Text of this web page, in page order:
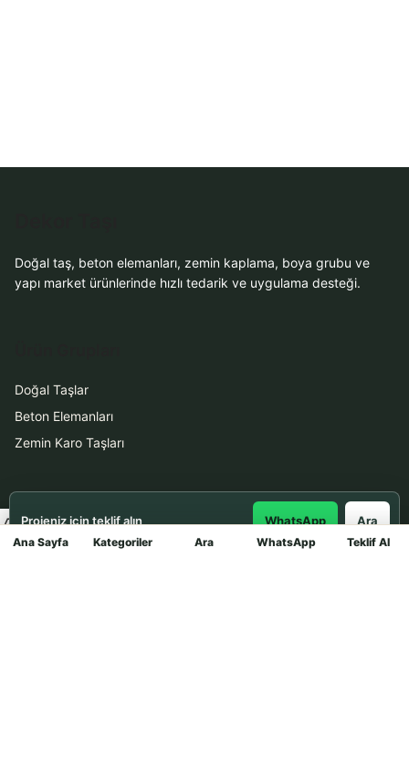
Ana Sayfa Kategoriler Ara WhatsApp Teklif Al
Doğal taş, beton elemanları, zemin kaplama, boya grubu ve
yapı market ürünlerinde hızlı tedarik ve uygulama desteği.
Doğal Taşlar
Beton Elemanları
Zemin Karo Taşları
Hizmetler
Uygulama
Projeniz için teklif alın WhatsApp Ara